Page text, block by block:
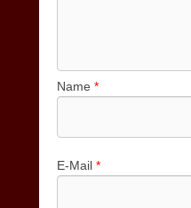
Name *
E-Mail *